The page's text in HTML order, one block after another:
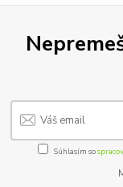
Súhlasím so